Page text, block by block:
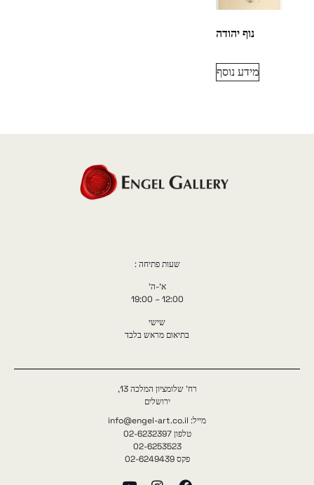
נוף יהודה
מידע נוסף
שעות פתיחה :
א'-ה'
12:00 – 19:00
שישי
בתיאום מראש בלבד
רח' שלומציון המלכה 13,
ירושלים
מייל: info@engel-art.co.il
טלפון 02-6232397
02-6253523
פקס 02-6249439